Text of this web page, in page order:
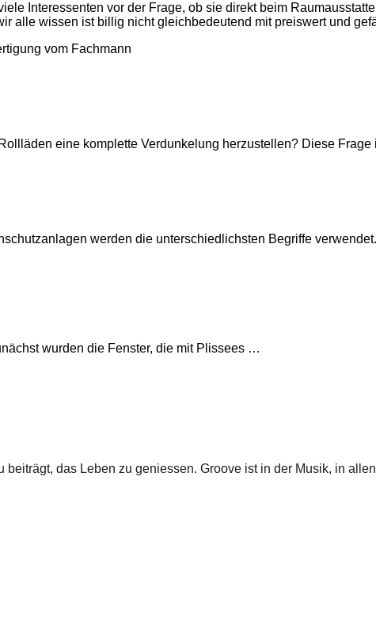
Interessenten vor der Frage, ob sie direkt beim
alle wissen ist billig nicht gleichbedeutend mit preiswert und
vom Fachmann
eine komplette Verdunkelung herzustellen? Diese
werden die unterschiedlichsten Begriffe
wurden die Fenster, die mit Plissees …
das Leben zu geniessen. Groove ist in der Musik, in